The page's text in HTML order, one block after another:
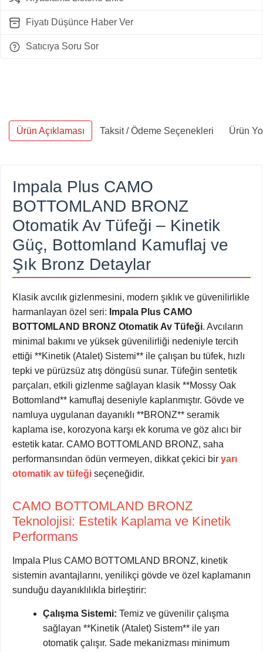
Fiyatı Düşünce Haber Ver
Satıcıya Soru Sor
Ürün Açıklaması Taksit / Ödeme Seçenekleri Ürün
Impala Plus CAMO
BOTTOMLAND BRONZ
Otomatik Av Tüfeği – Kinetik
Güç, Bottomland Kamuflaj ve
Şık Bronz Detaylar
Klasik avcılık gizlenmesini, modern şıklık ve güvenilirlikle
harmanlayan özel seri: Impala Plus CAMO
BOTTOMLAND BRONZ Otomatik Av Tüfeği. Avcıların
minimal bakımı ve yüksek güvenilirliği nedeniyle tercih
ettiği **Kinetik (Atalet) Sistemi** ile çalışan bu tüfek, hızlı
tepki ve pürüzsüz atış döngüsü sunar. Tüfeğin sentetik
parçaları, etkili gizlenme sağlayan klasik **Mossy Oak
Bottomland** kamuflaj deseniyle kaplanmıştır. Gövde ve
namluya uygulanan dayanıklı **BRONZ** seramik
kaplama ise, korozyona karşı ek koruma ve göz alıcı bir
estetik katar. CAMO BOTTOMLAND BRONZ, saha
performansından ödün vermeyen, dikkat çekici bir yarı
otomatik av tüfeği seçeneğidir.
CAMO BOTTOMLAND BRONZ
Teknolojisi: Estetik Kaplama ve Kinetik
Performans
Impala Plus CAMO BOTTOMLAND BRONZ, kinetik
sistemin avantajlarını, yenilikçi gövde ve özel kaplamanın
sunduğu dayanıklılıkla birleştirir:
Çalışma Sistemi: Temiz ve güvenilir çalışma
sağlayan **Kinetik (Atalet) Sistem** ile yarı
otomatik çalışır. Sade mekanizması minimum